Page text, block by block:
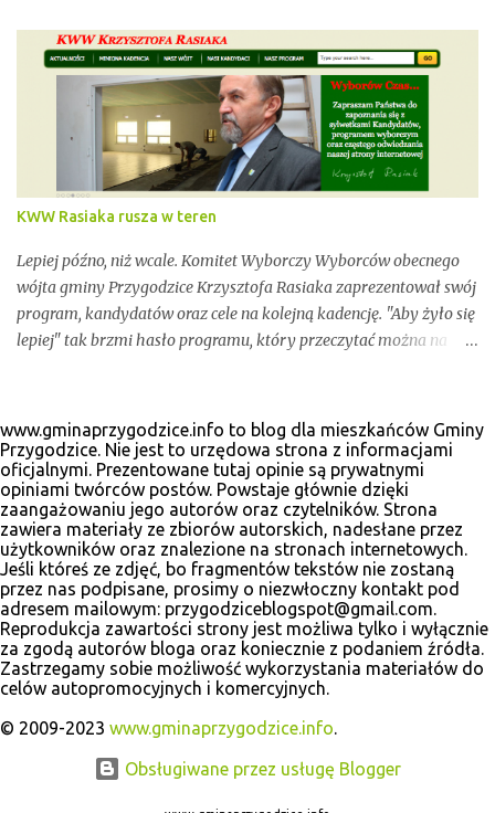
uważać. Incydentów podczas głosowania nie brakowało.
Wszystko zawarte zostanie w poniższym kalendarium.
Zaczynamy! Wystarczy, że odświeżysz stronę, a kolejne newsy
pojawią się w tym poście. Pozostańmy w stałym kontakcie.
KWW Rasiaka rusza w teren
Lepiej późno, niż wcale. Komitet Wyborczy Wyborców obecnego
wójta gminy Przygodzice Krzysztofa Rasiaka zaprezentował swój
program, kandydatów oraz cele na kolejną kadencję. "Aby żyło się
lepiej" tak brzmi hasło programu, który przeczytać można na
mijającej kadencji 2010-2014, wcześniej był członkiem zarządu
powiatu ostrowskiego i wicestarostą. Wśród kandydatów na
radnych gminnych zobaczyć wiele dobrze znanych postaci, ale
także nowe twarze. Poniżej materiały wyborcze, które udało nam
się zebrać.
www.gminaprzygodzice.info to blog dla mieszkańców Gminy
Przygodzice. Nie jest to urzędowa strona z informacjami
oficjalnymi. Prezentowane tutaj opinie są prywatnymi
opiniami twórców postów. Powstaje głównie dzięki
zaangażowaniu jego autorów oraz czytelników. Strona
zawiera materiały ze zbiorów autorskich, nadesłane przez
użytkowników oraz znalezione na stronach internetowych.
Jeśli któreś ze zdjęć, bo fragmentów tekstów nie zostaną
przez nas podpisane, prosimy o niezwłoczny kontakt pod
adresem mailowym: przygodziceblogspot@gmail.com.
Reprodukcja zawartości strony jest możliwa tylko i wyłącznie
za zgodą autorów bloga oraz koniecznie z podaniem źródła.
Zastrzegamy sobie możliwość wykorzystania materiałów do
celów autopromocyjnych i komercyjnych.
© 2009-2023 www.gminaprzygodzice.info.
Obsługiwane przez usługę Blogger